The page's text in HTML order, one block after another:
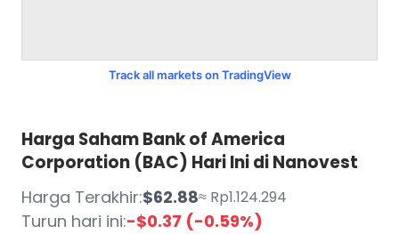
Track all markets on TradingView
Harga Saham Bank of America
Corporation (BAC) Hari Ini di Nanovest
Harga Terakhir:$62.88≈ Rp1.124.294
Turun hari ini:-$0.37 (-0.59%)